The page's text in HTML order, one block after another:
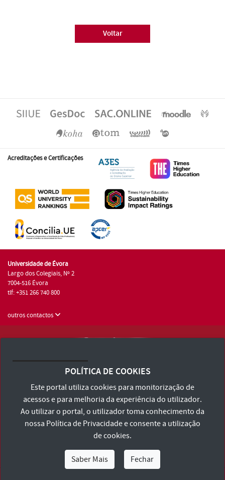
Voltar
Acreditações e Certificações
Universidade de Évora
Largo dos Colegiais, Nº 2
7004-516 Évora
tlf: +351 266 740 800
outros contactos
Consulte os Termos e Condições e Política de Privacidade
Declaração de Acessibilidade
POLÍTICA DE COOKIES
Este portal utiliza cookies para monitorização de
acessos e para melhoria da experiência do utilizador.
Ao utilizar o portal, o utilizador toma conhecimento da
nossa Política de Privacidadee consente a utilização
de cookies.
Saber Mais Fechar